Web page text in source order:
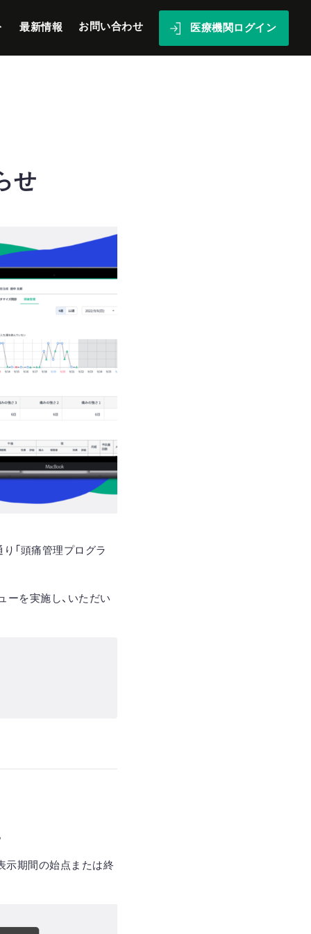
最新情報 お問い合わせ 医療機関ログイン
せ
「頭痛管理プログラ
を実施し、いただい
示期間の始点または終